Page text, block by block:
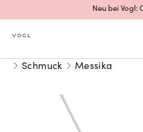
Neu bei Vogl:
Mehr erfahren: Ikonische
Rolex Certified Pre-
Schmuck Messika